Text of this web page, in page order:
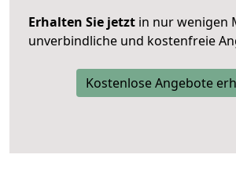
Erhalten Sie jetzt in nur wenigen
unverbindliche und kostenfreie
Kostenlose Angebote